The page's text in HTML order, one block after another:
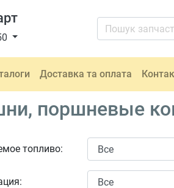
Доставка та оплата
поршневые
топливо: